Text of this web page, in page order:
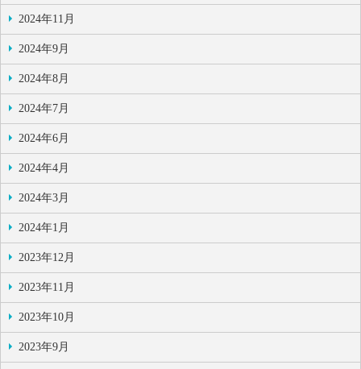
2024年11月
2024年9月
2024年8月
2024年7月
2024年6月
2024年4月
2024年3月
2024年1月
2023年12月
2023年11月
2023年10月
2023年9月